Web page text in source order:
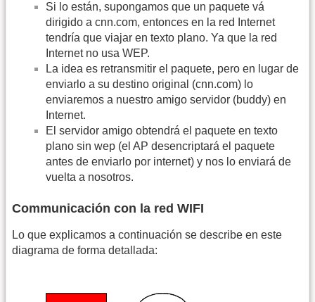
Si lo están, supongamos que un paquete vá
dirigido a cnn.com, entonces en la red Internet
tendría que viajar en texto plano. Ya que la red
Internet no usa WEP.
La idea es retransmitir el paquete, pero en lugar de
enviarlo a su destino original (cnn.com) lo
enviaremos a nuestro amigo servidor (buddy) en
Internet.
El servidor amigo obtendrá el paquete en texto
plano sin wep (el AP desencriptará el paquete
antes de enviarlo por internet) y nos lo enviará de
vuelta a nosotros.
Communicación con la red WIFI
Lo que explicamos a continuación se describe en este
diagrama de forma detallada: